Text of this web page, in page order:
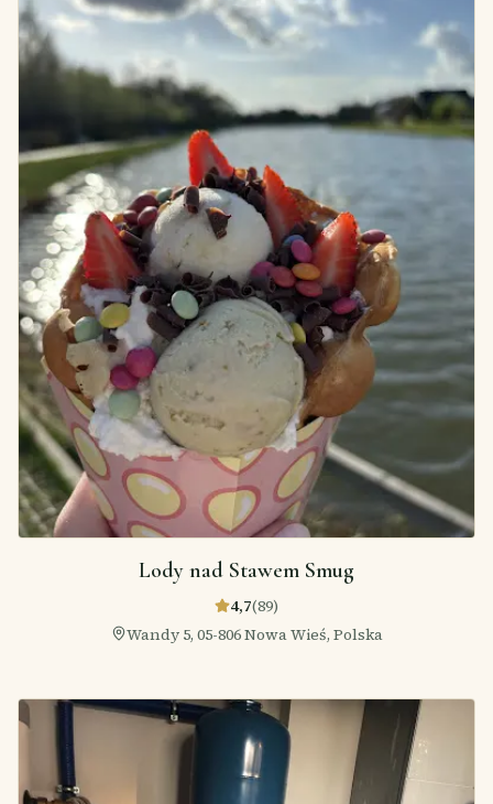
Lody nad Stawem Smug
4,7(89)
Wandy 5, 05-806 Nowa Wieś, Polska